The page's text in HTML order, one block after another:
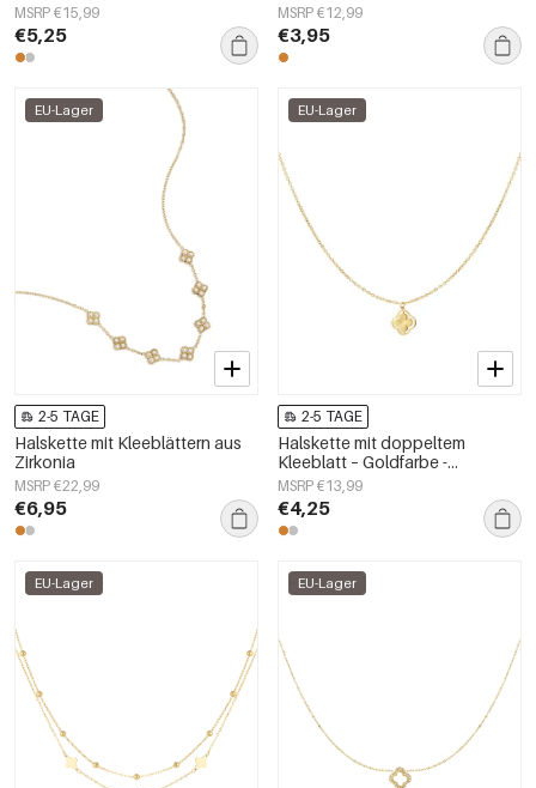
MSRP €15,99
€5,25
MSRP €12,99
€3,95
EU-Lager
2-5 TAGE
Halskette mit Kleeblättern aus
Zirkonia
MSRP €22,99
€6,95
EU-Lager
2-5 TAGE
Halskette mit doppeltem
Kleeblatt – Goldfarbe -
Goldfarbefarbe
MSRP €13,99
€4,25
EU-Lager EU-Lager